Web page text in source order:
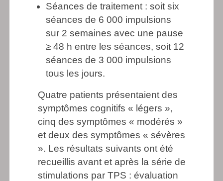
Séances de traitement : soit six
séances de 6 000 impulsions
sur 2 semaines avec une pause
≥ 48 h entre les séances, soit 12
séances de 3 000 impulsions
tous les jours.
Quatre patients présentaient des
symptômes cognitifs « légers »,
cinq des symptômes « modérés »
et deux des symptômes « sévères
». Les résultats suivants ont été
recueillis avant et après la série de
stimulations par TPS : évaluation